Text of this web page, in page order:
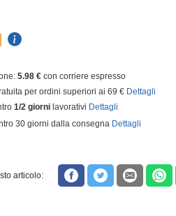
5.98 € con corriere espresso
per ordini superiori ai 69 € Dettagli
1/2 giornilavorativi Dettagli
30 giorni dalla consegna Dettagli
articolo: